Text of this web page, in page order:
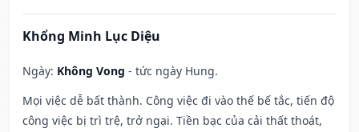
Khổng Minh Lục Diệu
Ngày: Không Vong - tức ngày Hung.
Mọi việc dễ bất thành. Công việc đi vào thế bế tắc, tiến độ
công việc bị trì trệ, trở ngại. Tiền bạc của cải thất thoát,